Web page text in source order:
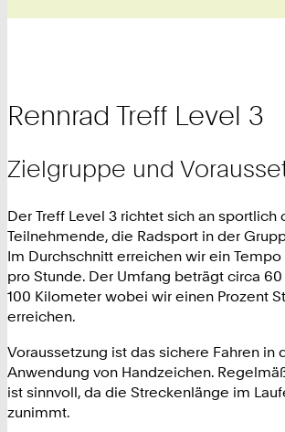
Rennrad Treff Level 3
Zielgruppe und
Der Treff Level 3 richtet sich an sportlich
Teilnehmende, die Radsport in der
Im Durchschnitt erreichen wir ein
pro Stunde. Der Umfang beträgt circa
100 Kilometer wobei wir einen Prozent
erreichen.
Voraussetzung ist das sichere Fahren in
Anwendung von Handzeichen.
ist sinnvoll, da die Streckenlänge im
zunimmt.